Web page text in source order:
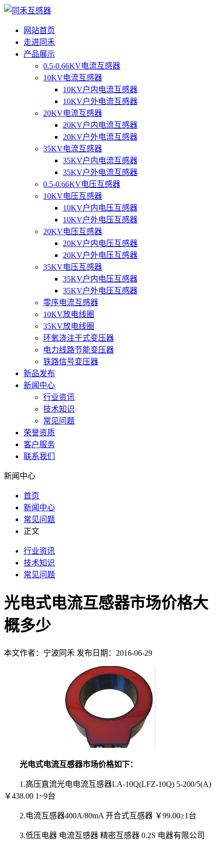
网站首页
走进同禾
产品展示
0.5-0.66KV电流互感器
10KV电流互感器
10KV户内电流互感器
10KV户外电流互感器
20KV电流互感器
20KV户内电流互感器
20KV户外电流互感器
35KV电流互感器
35KV户内电流互感器
35KV户外电流互感器
0.5-0.66KV电压互感器
10KV电压互感器
10KV户内电压互感器
10KV户外电压互感器
20KV电压互感器
20KV户内电压互感器
20KV户外电压互感器
35KV电压互感器
35KV户内电压互感器
35KV户外电压互感器
零序电流互感器
10KV放电线圈
35KV放电线圈
环氧浇注干式变压器
电力线路节能变压器
铁路信号变压器
新品发布
新闻中心
行业资讯
技术知识
常见问题
荣誉资质
客户服务
联系我们
新闻中心
首页
新闻中心
常见问题
正文
行业资讯
技术知识
常见问题
光电式电流互感器市场价格大
概多少
本文作者：宁波同禾 发布日期：2016-06-29
光电式电流互感器市场价格如下：
1.高压直流光电电流互感器LA-10Q(LFZ-10Q) 5-200/5(A)
￥438.00 1~9台
2.电流互感器400A/80mA 开合式互感器 ￥99.00≥1台
3.低压电器 电流互感器 精密互感器 0.2S 电器有限公司